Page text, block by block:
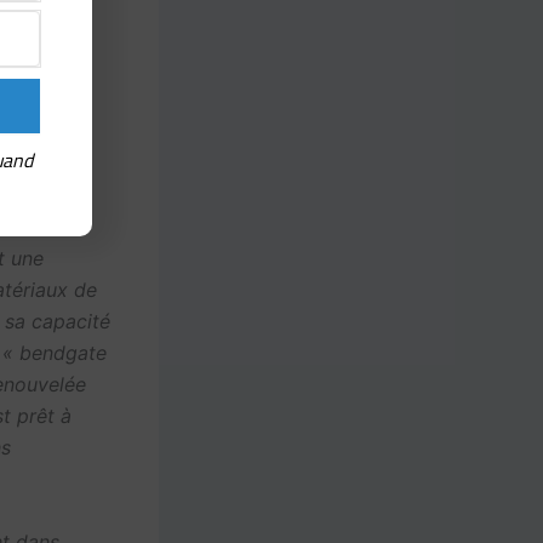
de
une
de
capacité
bendgate
prêt à